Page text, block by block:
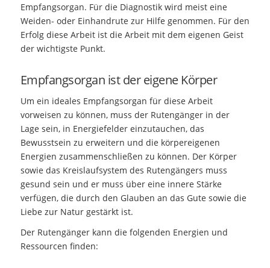
Empfangsorgan. Für die Diagnostik wird meist eine
Weiden- oder Einhandrute zur Hilfe genommen. Für den
Erfolg diese Arbeit ist die Arbeit mit dem eigenen Geist
der wichtigste Punkt.
Empfangsorgan ist der eigene Körper
Um ein ideales Empfangsorgan für diese Arbeit
vorweisen zu können, muss der Rutengänger in der
Lage sein, in Energiefelder einzutauchen, das
Bewusstsein zu erweitern und die körpereigenen
Energien zusammenschließen zu können. Der Körper
sowie das Kreislaufsystem des Rutengängers muss
gesund sein und er muss über eine innere Stärke
verfügen, die durch den Glauben an das Gute sowie die
Liebe zur Natur gestärkt ist.
Der Rutengänger kann die folgenden Energien und
Ressourcen finden: